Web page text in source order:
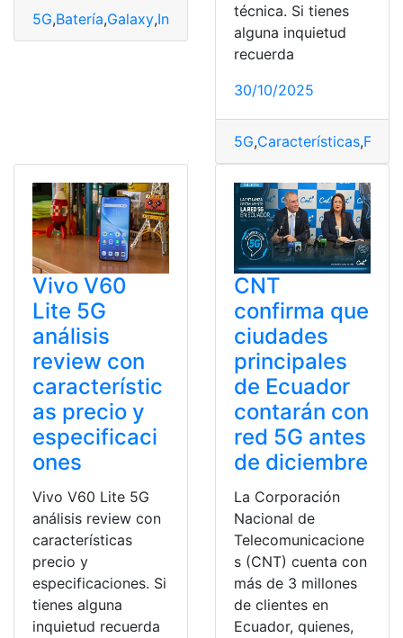
5G,Batería,Galaxy,India mAh,Samsung,vende
técnica. Si tienes
alguna inquietud
recuerda
30/10/2025
5G,Características,Ficha
Vivo V60
Lite 5G
análisis
review con
característic
as precio y
especificaci
ones
Vivo V60 Lite 5G
análisis review con
características
precio y
especificaciones. Si
tienes alguna
inquietud recuerda
CNT
confirma que
ciudades
principales
de Ecuador
contarán con
red 5G antes
de diciembre
La Corporación
Nacional de
Telecomunicacione
s (CNT) cuenta con
más de 3 millones
de clientes en
Ecuador, quienes,